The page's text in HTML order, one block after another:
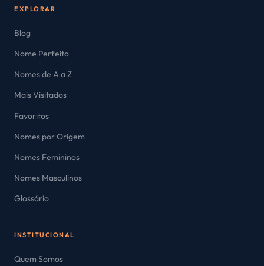
EXPLORAR
Blog
Nome Perfeito
Nomes de A a Z
Mais Visitados
Favoritos
Nomes por Origem
Nomes Femininos
Nomes Masculinos
Glossário
INSTITUCIONAL
Quem Somos